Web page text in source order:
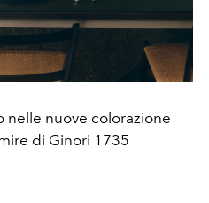
nelle nuove colorazione
di Ginori 1735